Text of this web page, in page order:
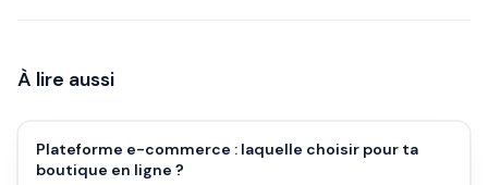
À lire aussi
Plateforme e-commerce : laquelle choisir pour ta
boutique en ligne ?